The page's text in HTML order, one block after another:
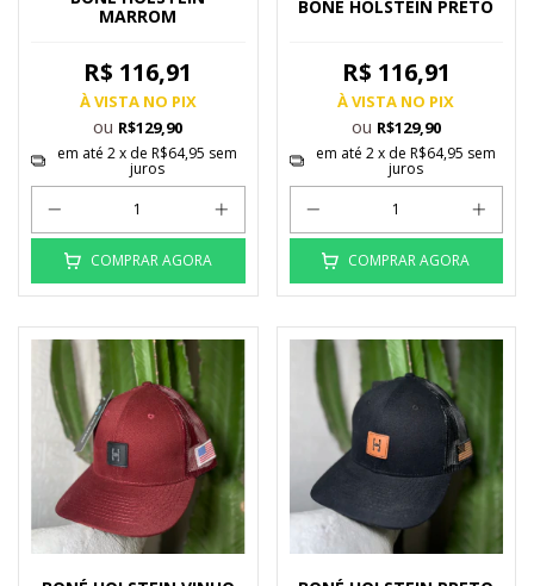
MARROM
R$ 116,91
À VISTA NO PIX
ou R$129,90
em até2x deR$64,95 sem
juros
COMPRAR AGORA
BONÉ HOLSTEIN PRETO
R$ 116,91
À VISTA NO PIX
ou R$129,90
em até 2x de R$64,95 sem
juros
COMPRAR AGORA